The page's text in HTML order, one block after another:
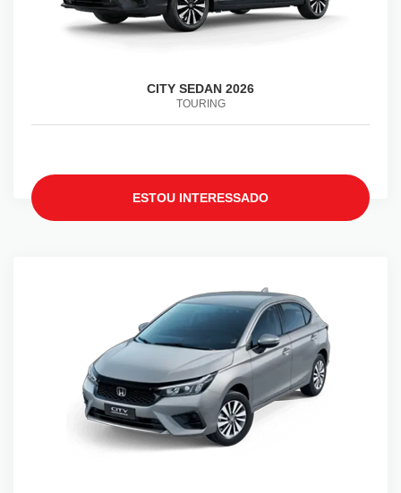
CITY SEDAN 2026
TOURING
ESTOU INTERESSADO